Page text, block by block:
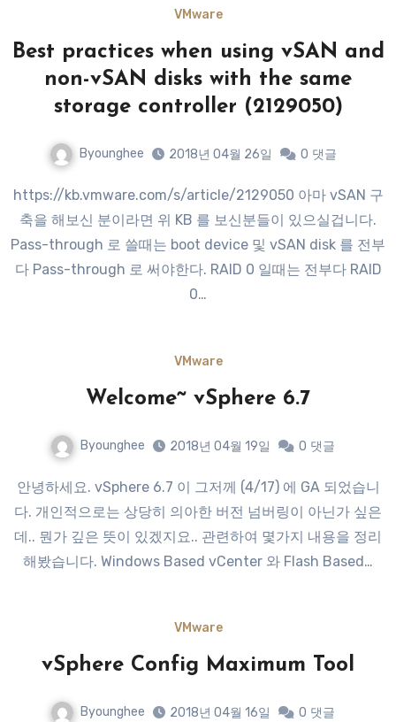
VMware
Best practices when using vSAN and
non-vSAN disks with the same
storage controller (2129050)
Byounghee 2018년 04월 26일 0 댓글
https://kb.vmware.com/s/article/2129050 아마 vSAN 구
축을 해보신 분이라면 위 KB 를 보신분들이 있으실겁니다.
Pass-through 로 쓸때는 boot device 및 vSAN disk 를 전부
다 Pass-through 로 써야한다. RAID 0 일때는 전부다 RAID
0…
VMware
Welcome~ vSphere 6.7
Byounghee 2018년 04월 19일 0 댓글
안녕하세요. vSphere 6.7 이 그저께 (4/17) 에 GA 되었습니
다. 개인적으로는 상당히 의아한 버전 넘버링이 아닌가 싶은
데.. 뭔가 깊은 뜻이 있겠지요.. 관련하여 몇가지 내용을 정리
해봤습니다. Windows Based vCenter 와 Flash Based…
VMware
vSphere Config Maximum Tool
Byounghee 2018년 04월 16일 0 댓글